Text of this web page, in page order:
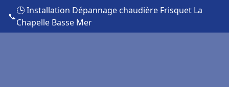
📞
🕒 Installation Dépannage chaudière Frisquet La
Chapelle Basse Mer